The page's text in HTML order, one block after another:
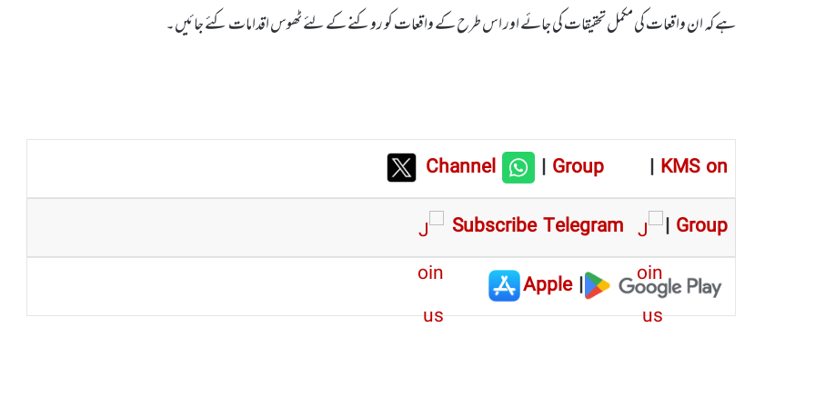
ہے کہ ان واقعات کی مکمل تحقیقات کی جائے اور اس طرح کے واقعات کو روکنے کے لئے ٹھوس اقدامات کئے جائیں۔
Channel |Group | KMS on
Subscribe Telegram
| Group
|
Apple